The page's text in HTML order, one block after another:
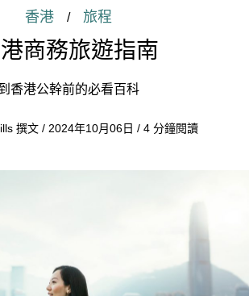
香港 / 旅程
商務旅遊指南
香港公幹前的必看百科
撰文 / 2024年10月06日 / 4 分鐘閱讀